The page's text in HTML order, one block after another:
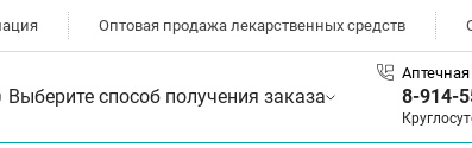
Оптовая продажа лекарственных средств
Выберите способ получения заказа 8-914-